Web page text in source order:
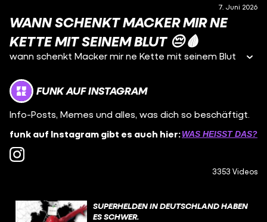
7. Juni 2026
WANN SCHENKT MACKER MIR NE
KETTE MIT SEINEM BLUT 😔🩸
wann schenkt Macker mir ne Kette mit seinem Blut
FUNK AUF INSTAGRAM
Info-Posts, Memes und alles, was dich so beschäftigt.
funk auf Instagram gibt es auch hier:WAS HEISST DAS?
3353 Videos
SUPERHELDEN IN DEUTSCHLAND HABEN
ES SCHWER.